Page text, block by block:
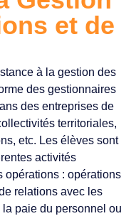
et de
à la gestion des
des gestionnaires
des entreprises de
territoriales,
etc. Les élèves sont
activités
opérations : opérations
relations avec les
paie du personnel ou